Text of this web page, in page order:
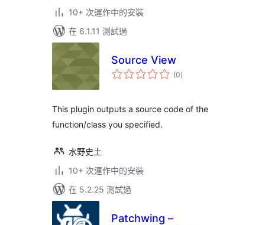
10+ 次運作中的安裝
在 6.1.11 測試過
Source View
(0總
評)
This plugin outputs a source code of the
function/class you specified.
水野史土
10+ 次運作中的安裝
在 5.2.25 測試過
Patchwing –